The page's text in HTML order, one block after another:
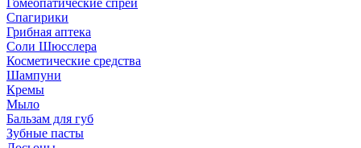
Гомеопатические спреи
Спагирики
Грибная аптека
Соли Шюсслера
Косметические средства
Шампуни
Кремы
Мыло
Бальзам для губ
Зубные пасты